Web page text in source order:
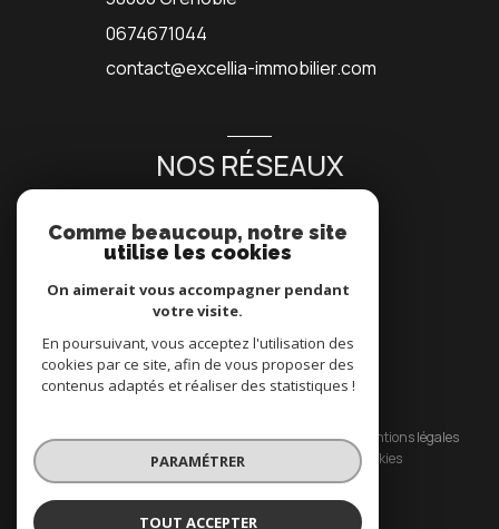
0674671044
contact@excellia-immobilier.com
NOS RÉSEAUX
NOUS SUIVRE
Nos honoraires
Nos partenaires
Mentions légales
Admin
Politique RGPD Cookies
Comme beaucoup, notre site
utilise les cookies
On aimerait vous accompagner pendant
votre visite.
En poursuivant, vous acceptez l'utilisation des
cookies par ce site, afin de vous proposer des
contenus adaptés et réaliser des statistiques !
PARAMÉTRER
TOUT ACCEPTER